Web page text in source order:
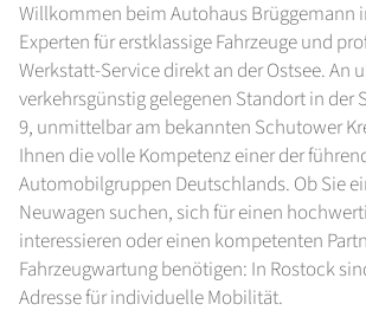
Willkommen beim Autohaus Brüggemann
Experten für erstklassige Fahrzeuge und
Werkstatt-Service direkt an der Ostsee. An
verkehrsgünstig gelegenen Standort in der
9, unmittelbar am bekannten Schutower
Ihnen die volle Kompetenz einer der
Automobilgruppen Deutschlands. Ob Sie
Neuwagen suchen, sich für einen
interessieren oder einen kompetenten
Fahrzeugwartung benötigen: In Rostock
Adresse für individuelle Mobilität.